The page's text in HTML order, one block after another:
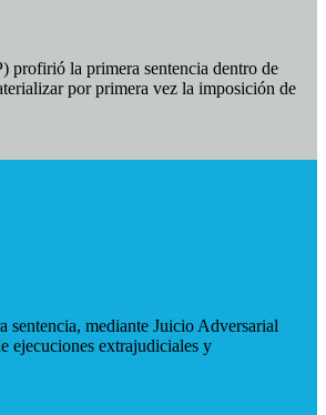
profirió la primera sentencia dentro de
por primera vez la imposición de
sentencia, mediante Juicio Adversarial
ejecuciones extrajudiciales y